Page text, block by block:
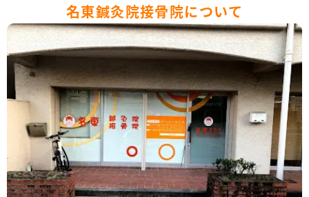
名東鍼灸院接骨院について